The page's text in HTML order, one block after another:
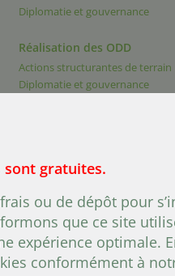
Diplomatie et gouvernance
Réalisation des ODD
Actions structurantes de terrain
Diplomatie et gouvernance
Foy, bureau 1.40, Québec,
sont gratuites.
frais ou de dépôt pour
que ce site
expérience optimale.
conformément à